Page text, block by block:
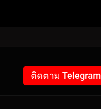
ติดตาม Telegram